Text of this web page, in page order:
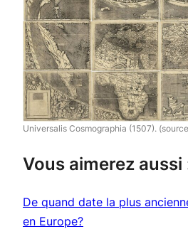
Universalis Cosmographia (1507).
Vous aimerez aussi
De quand date la plus
en Europe?